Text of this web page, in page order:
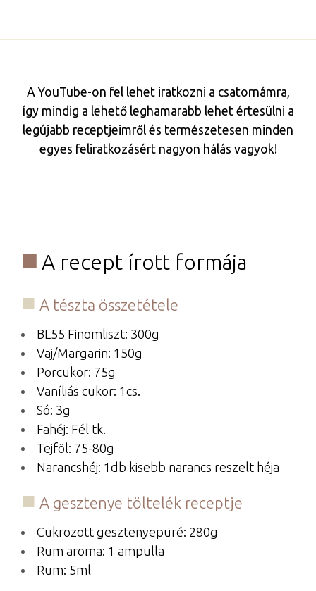
A YouTube-on fel lehet iratkozni a csatornámra,
így mindig a lehető leghamarabb lehet értesülni a
legújabb receptjeimről és természetesen minden
egyes feliratkozásért nagyon hálás vagyok!
A recept írott formája
A tészta összetétele
BL55 Finomliszt: 300g
Vaj/Margarin: 150g
Porcukor: 75g
Vaníliás cukor: 1cs.
Só: 3g
Fahéj: Fél tk.
Tejföl: 75-80g
Narancshéj: 1db kisebb narancs reszelt héja
A gesztenye töltelék receptje
Cukrozott gesztenyepüré: 280g
Rum aroma: 1 ampulla
Rum: 5ml